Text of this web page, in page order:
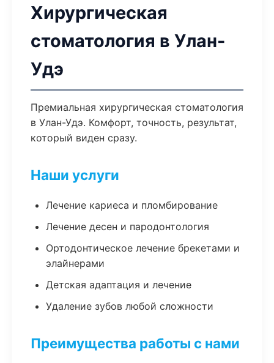
Хирургическая
стоматология в Улан-
Удэ
Премиальная хирургическая стоматология
в Улан-Удэ. Комфорт, точность, результат,
который виден сразу.
Наши услуги
Лечение кариеса и пломбирование
Лечение десен и пародонтология
Ортодонтическое лечение брекетами и
элайнерами
Детская адаптация и лечение
Удаление зубов любой сложности
Преимущества работы с нами